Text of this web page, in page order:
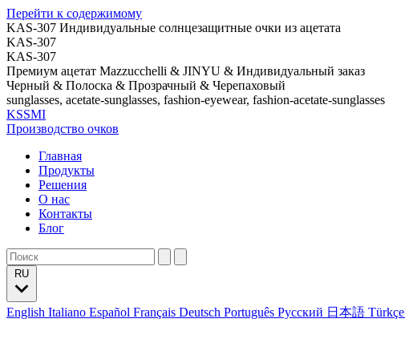
Перейти к содержимому
KAS-307 Индивидуальные солнцезащитные очки из ацетата
KAS-307
KAS-307
Премиум ацетат Mazzucchelli & JINYU & Индивидуальный заказ
Черный & Полоска & Прозрачный & Черепаховый
sunglasses, acetate-sunglasses, fashion-eyewear, fashion-acetate-sunglasses
KSSMI
Производство очков
Главная
Продукты
Решения
О нас
Контакты
Блог
English Italiano Español Français Deutsch Português Русский 日本語 Türkçe